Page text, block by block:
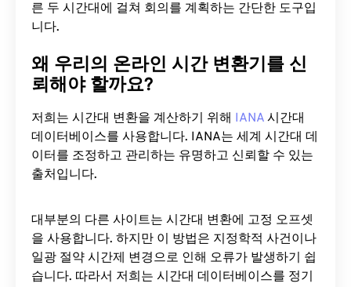
른 두 시간대에 걸쳐 회의를 계획하는 간단한 도구입
니다.
왜 우리의 온라인 시간 변환기를 신
뢰해야 할까요?
저희는 시간대 변환을 계산하기 위해 IANA 시간대
데이터베이스를 사용합니다. IANA는 세계 시간대 데
이터를 조정하고 관리하는 유명하고 신뢰할 수 있는
출처입니다.
대부분의 다른 사이트는 시간대 변환에 ​​고정 오프셋
을 사용합니다. 하지만 이 방법은 지정학적 사건이나
일광 절약 시간제 변경으로 인해 오류가 발생하기 쉽
습니다. 따라서 저희는 시간대 데이터베이스를 정기